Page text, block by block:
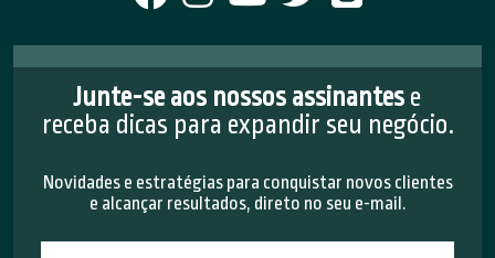
Junte-se aos nossos assinantes e
receba dicas para expandir seu negócio.
Novidades e estratégias para conquistar novos clientes
e alcançar resultados, direto no seu e-mail.